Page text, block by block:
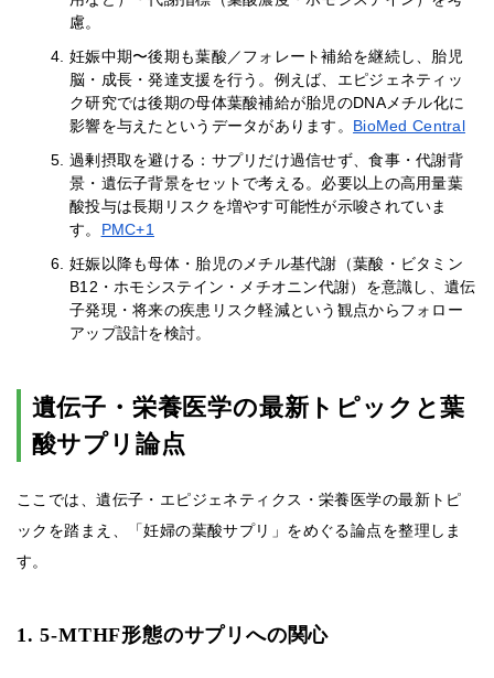
慮。
妊娠中期〜後期も葉酸／フォレート補給を継続し、胎児
脳・成長・発達支援を行う。例えば、エピジェネティッ
ク研究では後期の母体葉酸補給が胎児のDNAメチル化に
影響を与えたというデータがあります。 BioMed Central
過剰摂取を避ける：サプリだけ過信せず、食事・代謝背
景・遺伝子背景をセットで考える。必要以上の高用量葉
酸投与は長期リスクを増やす可能性が示唆されていま
す。 PMC+1
妊娠以降も母体・胎児のメチル基代謝（葉酸・ビタミン
B12・ホモシステイン・メチオニン代謝）を意識し、遺伝
子発現・将来の疾患リスク軽減という観点からフォロー
アップ設計を検討。
遺伝子・栄養医学の最新トピックと葉
酸サプリ論点
ここでは、遺伝子・エピジェネティクス・栄養医学の最新トピ
ックを踏まえ、「妊婦の葉酸サプリ」をめぐる論点を整理しま
す。
1. 5-MTHF形態のサプリへの関心